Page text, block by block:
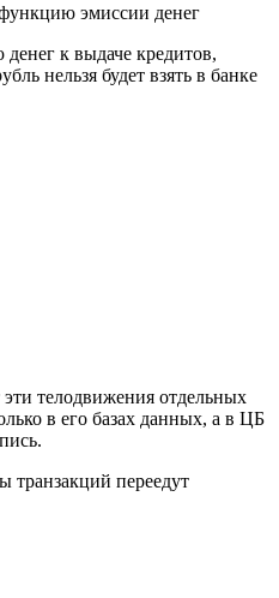
эмиссии денег
к выдаче кредитов,
нельзя будет взять в банке
телодвижения отдельных
в его базах данных, а в ЦБ
переедут